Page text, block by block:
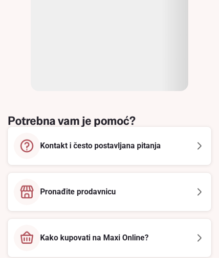
Potrebna vam je pomoć?
Kontakt i često postavljana pitanja
Pronađite prodavnicu
Kako kupovati na Maxi Online?